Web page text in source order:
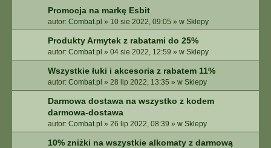
Promocja na markę Esbit
autor: Combat.pl » 10 sie 2022, 09:05 » w Sklepy
Produkty Armytek z rabatami do 25%
autor: Combat.pl » 04 sie 2022, 12:59 » w Sklepy
Wszystkie łuki i akcesoria z rabatem 11%
autor: Combat.pl » 28 lip 2022, 13:35 » w Sklepy
Darmowa dostawa na wszystko z kodem
darmowa-dostawa
autor: Combat.pl » 26 lip 2022, 08:39 » w Sklepy
10% zniżki na wszystkie alkomaty z darmową